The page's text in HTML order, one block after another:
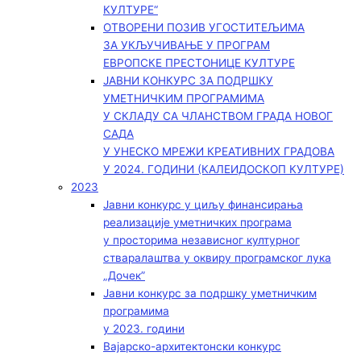
КУЛТУРЕ“
ОТВОРЕНИ ПОЗИВ УГОСТИТЕЉИМА
ЗА УКЉУЧИВАЊЕ У ПРОГРАМ
ЕВРОПСКЕ ПРЕСТОНИЦЕ КУЛТУРЕ
ЈАВНИ КОНКУРС ЗА ПОДРШКУ
УМЕТНИЧКИМ ПРОГРАМИМА
У СКЛАДУ СА ЧЛАНСТВОМ ГРАДА НОВОГ
САДА
У УНЕСКО МРЕЖИ КРЕАТИВНИХ ГРАДОВА
У 2024. ГОДИНИ (КАЛЕИДОСКОП КУЛТУРЕ)
2023
Јавни конкурс у циљу финансирања
реализације уметничких програма
у просторима независног културног
стваралаштва у оквиру програмског лука
„Дочек”
Јавни конкурс за подршку уметничким
програмима
у 2023. години
Вајарско-архитектонски конкурс